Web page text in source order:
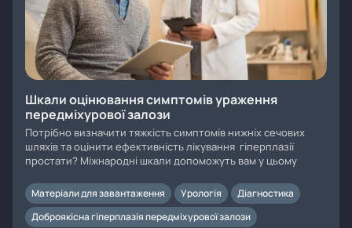
Шкали оцінювання симптомів ураження
передміхурової залози
Потрібно визначити тяжкість симптомів нижніх сечових
шляхів та оцінити ефективність лікування гіперплазії
простати? Міжнародні шкали допоможуть вам у цьому
Матеріали для завантаження Урологія
Діагностика
Доброякісна гіперплазія передміхурової залози